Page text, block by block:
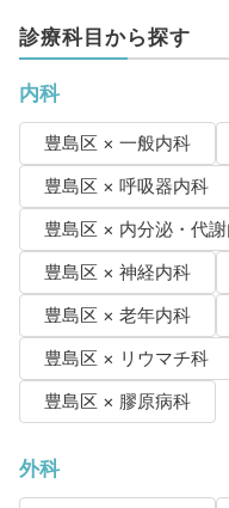
診療科目から探す
内科
豊島区 × 一般内科
豊島区 × 呼吸器内科
豊島区 × 内分泌・代
豊島区 × 神経内科
豊島区 × 老年内科
豊島区 × リウマチ科
豊島区 × 膠原病科
外科